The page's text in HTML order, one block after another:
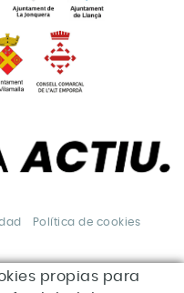
Política de cookies
propias para